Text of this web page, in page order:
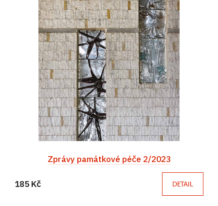
Zprávy památkové péče 2/2023
185 Kč DETAIL